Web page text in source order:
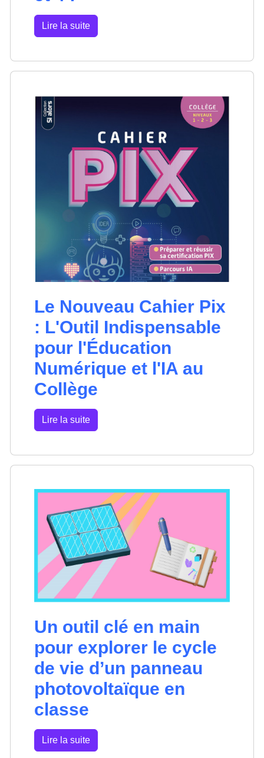
Lire la suite
Le Nouveau Cahier Pix
: L'Outil Indispensable
pour l'Éducation
Numérique et l'IA au
Collège
Lire la suite
Un outil clé en main
pour explorer le cycle
de vie d’un panneau
photovoltaïque en
classe
Lire la suite